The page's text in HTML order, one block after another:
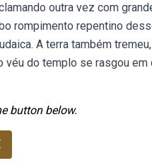
outra vez com
rompimento repentino
A terra também
do templo se rasgou em
button below.